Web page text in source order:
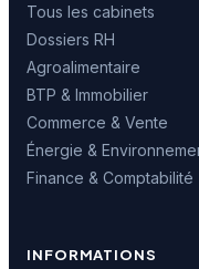
Tous les cabinets
Dossiers RH
Agroalimentaire
BTP & Immobilier
Commerce & Vente
Énergie &
Finance & Comptabilité
INFORMATIONS